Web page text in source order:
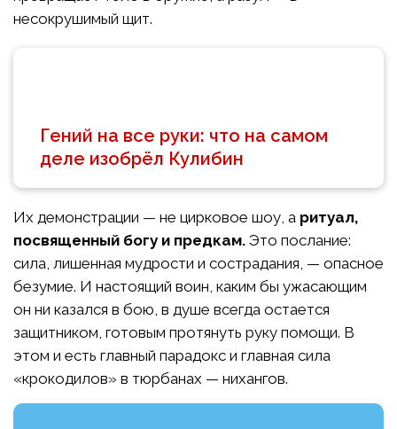
несокрушимый щит.
Гений на все руки: что на самом
деле изобрёл Кулибин
Их демонстрации — не цирковое шоу, а ритуал,
посвященный богу и предкам. Это послание:
сила, лишенная мудрости и сострадания, — опасное
безумие. И настоящий воин, каким бы ужасающим
он ни казался в бою, в душе всегда остается
защитником, готовым протянуть руку помощи. В
этом и есть главный парадокс и главная сила
«крокодилов» в тюрбанах — нихангов.